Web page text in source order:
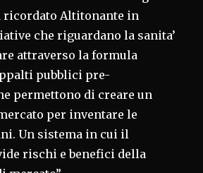
ricordato Altitonante in
che riguardano la sanita’
attraverso la formula
pubblici pre-
permettono di creare un
per inventare le
Un sistema in cui il
rischi e benefici della